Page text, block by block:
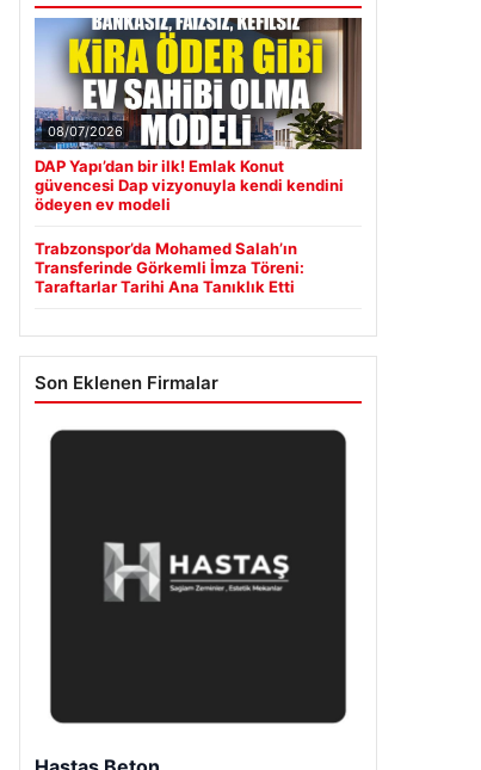
08/07/2026
DAP Yapı’dan bir ilk! Emlak Konut
güvencesi Dap vizyonuyla kendi kendini
ödeyen ev modeli
Trabzonspor’da Mohamed Salah’ın
Transferinde Görkemli İmza Töreni:
Taraftarlar Tarihi Ana Tanıklık Etti
Son Eklenen Firmalar